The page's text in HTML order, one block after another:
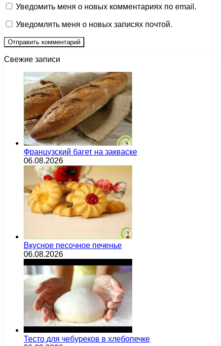
Уведомить меня о новых комментариях по email.
Уведомлять меня о новых записях почтой.
Свежие записи
Французский багет на закваске
06.08.2026
Вкусное песочное печенье
06.08.2026
Тесто для чебуреков в хлебопечке